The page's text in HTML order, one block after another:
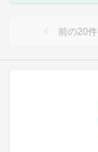
前の20件